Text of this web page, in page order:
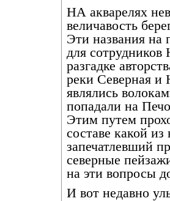
НА акварелях
величавость
Эти названия на
для
разгадке
реки Северная
являлись
попадали на
Этим путем
составе какой
запечатлевший
северные
на эти вопросы
И вот недавно